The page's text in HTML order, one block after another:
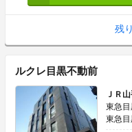
残
ルクレ目黒不動前
ＪＲ
東急
東急